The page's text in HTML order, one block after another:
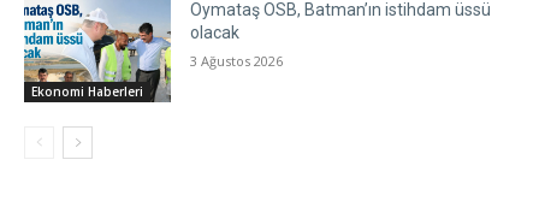
Ekonomi Haberleri
Oymataş OSB, Batman’ın istihdam üssü
olacak
3 Ağustos 2026